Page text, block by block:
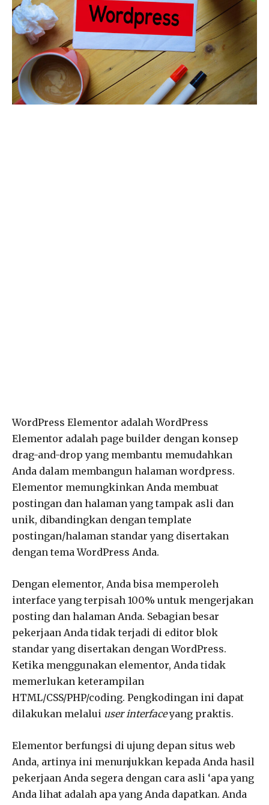
WordPress Elementor adalah WordPress
Elementor adalah page builder dengan konsep
drag-and-drop yang membantu memudahkan
Anda dalam membangun halaman wordpress.
Elementor memungkinkan Anda membuat
postingan dan halaman yang tampak asli dan
unik, dibandingkan dengan template
postingan/halaman standar yang disertakan
dengan tema WordPress Anda.
Dengan elementor, Anda bisa memperoleh
interface yang terpisah 100% untuk mengerjakan
posting dan halaman Anda. Sebagian besar
pekerjaan Anda tidak terjadi di editor blok
standar yang disertakan dengan WordPress.
Ketika menggunakan elementor, Anda tidak
memerlukan keterampilan
HTML/CSS/PHP/coding. Pengkodingan ini dapat
dilakukan melalui user interfaceyang praktis.
Elementor berfungsi di ujung depan situs web
Anda, artinya ini menunjukkan kepada Anda hasil
pekerjaan Anda segera dengan cara asli ‘apa yang
Anda lihat adalah apa yang Anda dapatkan. Anda